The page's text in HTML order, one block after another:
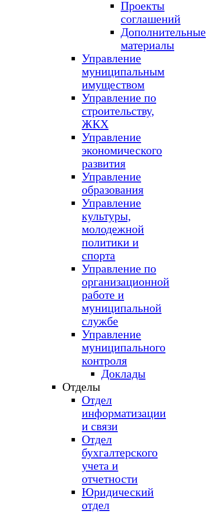
Проекты
соглашений
Дополнительные
материалы
Управление
муниципальным
имуществом
Управление по
строительству,
ЖКХ
Управление
экономического
развития
Управление
образования
Управление
культуры,
молодежной
политики и
спорта
Управление по
организационной
работе и
муниципальной
службе
Управление
муниципального
контроля
Доклады
Отделы
Отдел
информатизации
и связи
Отдел
бухгалтерского
учета и
отчетности
Юридический
отдел